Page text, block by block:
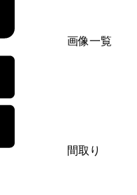
画像一覧
間取り